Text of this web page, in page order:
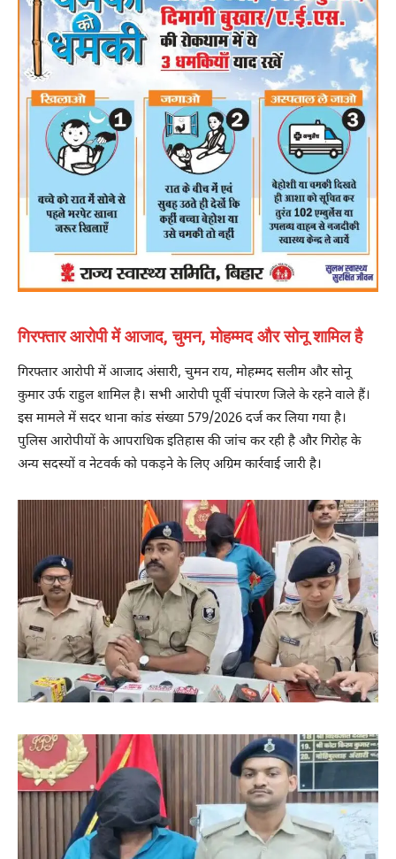
गिरफ्तार आरोपी में आजाद, चुमन, मोहम्मद और सोनू शामिल है
गिरफ्तार आरोपी में आजाद अंसारी, चुमन राय, मोहम्मद सलीम और सोनू
कुमार उर्फ राहुल शामिल है। सभी आरोपी पूर्वी चंपारण जिले के रहने वाले हैं।
इस मामले में सदर थाना कांड संख्या 579/2026 दर्ज कर लिया गया है।
पुलिस आरोपीयों के आपराधिक इतिहास की जांच कर रही है और गिरोह के
अन्य सदस्यों व नेटवर्क को पकड़ने के लिए अग्रिम कार्रवाई जारी है।